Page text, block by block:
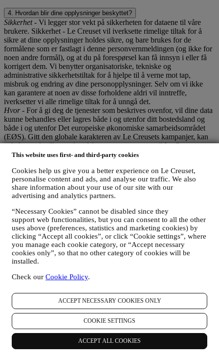
This website uses first- and third-party cookies
Cookies help us give you a better experience on Le Creuset,
personalise content and ads, and analyse our traffic. We also
share information about your use of our site with our
advertising and analytics partners.
“Necessary Cookies” cannot be disabled since they
support web functionalities, but you can consent to all the other
uses above (preferences, statistics and marketing cookies) by
clicking “Accept all cookies”, or click “Cookie settings”, where
you manage each cookie category, or “Accept necessary
cookies only”, so that no other category of cookies will be
installed.
Check our Cookie Policy.
ACCEPT NECESSARY COOKIES ONLY
COOKIE SETTINGS
ACCEPT ALL COOKIES
4. Hvordan blir dine opplysninger beskyttet?
Sikkerhet- Vi legger stor vekt på sikkerheten for dataene til våre
brukere. Sikkerhet - Le Creuset vil iverksette rimelige tiltak for å
sikre at dine opplysninger holdes sikre, og bare brukes for de
formålene som er fastlagt i denne personvernmeldingen (og ikke for
noen andre formål), og at du på forespørsel kan få innsyn i eller få
korrigert dem. Vi benytter organisatoriske, tekniske og
administrative sikkerhetstiltak for å hjelpe til å verne mot tap,
misbruk og endring av dine personopplysninger. Selv om vi ikke
kan garantere at noen av disse forholdene aldri vil inntreffe,
iverksetter vi alle rimelige tiltak for å unngå det.
Hvor- For å gi deg de tjenester som beskrives ovenfor, vil dine data
kunne behandles eller lagres både i og utenfor ditt bostedsland og
både i og utenfor Det europeiske økonomiske samarbeidsområdet
(EØS). Gitt den globale karakteren av Le Creusets kampanjer, kan
enkelte av de tilknyttede selskapene og partnerne til Le Creuset som
opptrer som behandlere få tilgang til dine personopplysninger
utenfor EØS. I alle tilfelle vil dine opplysninger bare kunne
overføres til land utenfor EØS dersom de tilbyr adekvat beskyttelse i
samsvar med europeiske institusjoner (slik tilfellet er med Sveits
hvor Le Creuset Group AG er hjemmehørende) eller, hvis dette ikke
er tilfelle, under spesifikke kontraktsmessige ordninger som skal
sikre overholdelse av europeiske regler og standarder for beskyttelse
av personopplysninger (for eksempel benytter vi de såkalte
modellklausulene som er fastsatt av Europakommisjonen). I alle
tilfelle, når dine personopplysninger blir sendt til andre land enn ditt
bostedsland eller til land utenfor EØS, vil dine data bli beskyttet av
adekvate sikkerhetssystemer, som blir konstant oppdatert og
5. Hvor lenge beholder vi dine opplysninger?
dem for de formål de ble innsamlet til, og deretter vil de bli destruert
eller gjort ubrukbare. For eksempel kan det være at vi må beholde
data om dine kjøp for å overholde våre juridiske forpliktelser eller
løse tvister. Din konto i Le Creuset vil holdes i live frem til bdu er
oss kansellere den. Dine personopplysninger i Le Creuset innsamlet
for markedsføring blir sjekket med jevne mellomrom for å verifisere
om du fortsatt er interessert i vårt nyhetsbrev. Etter en viss tid uten